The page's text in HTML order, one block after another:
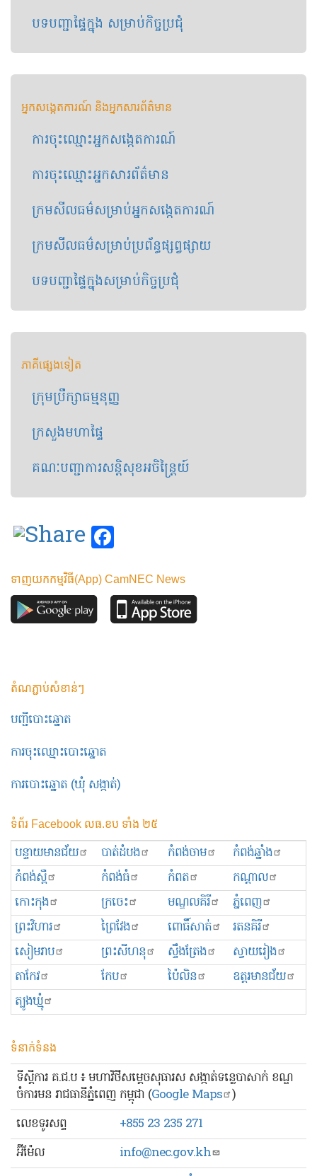
​បទបញ្ជាផ្ទៃក្នុង សម្រាប់កិច្ចប្រជុំ
អ្នកសង្កេត​ការណ៍ និង​អ្នក​សារព័ត៌មាន
ការចុះឈ្មោះអ្នកសង្កេតការណ៍
ការ​ចុះឈ្មោះ​អ្នក​សារព័ត៌មាន
ក្រមសីលធម៌សម្រាប់​អ្នកសង្កេតការណ៍
ក្រមសីលធម៌សម្រាប់​ប្រព័ន្ធផ្សព្វផ្សាយ
បទបញ្ជាផ្ទៃក្នុងសម្រាប់កិច្ចប្រជុំ
ភាគីផ្សេងទៀត
ក្រុមប្រឹក្សា​ធម្មនុញ្ញ
ក្រសួងមហាផ្ទៃ​
គណៈបញ្ជាការ​សន្តិសុខ​អចិន្ត្រៃយ៍
ទាញយកកម្មវិធី(App) CamNEC News
តំណភ្ជាប់សំខាន់ៗ
បញ្ជីបោះឆ្នោត
ការចុះឈ្មោះបោះឆ្នោត
ការបោះឆ្នោត (ឃុំ សង្កាត់)
ទំព័រ Facebook លធ.ខប ទាំង ២៥
បន្ទាយមានជ័យ បាត់ដំបង កំពង់ចាម
កំពង់ឆ្នាំង
កំពង់ស្ពឺ
កំពង់ធំ កំពត
កណ្ដាល
កោះកុង
ក្រចេះ មណ្ឌលគិរី
ភ្នំពេញ
ព្រះ​វិហារ
ព្រៃវែង ពោធិ៍សាត់
រតនគិរី
សៀមរាប
ព្រះសីហនុ ស្ទឹងត្រែង
ស្វាយរៀង
តាកែវ
កែប ប៉ៃលិន
ឧត្ដរមានជ័យ
ត្បូងឃ្មុំ
ទំនាក់ទំនង
ទីស្ដីការ គ.ជ.ប ៖ មហាវិថីសម្ដេចសុធារស សង្កាត់ទន្លេបាសាក់ ខណ្ឌ
ចំការមន រាជធានីភ្នំពេញ កម្ពុជា (Google Maps )
លេខ​ទូរសព្ទ
+855 23 235 271
អ៊ីម៉ែល
info@nec.gov.kh